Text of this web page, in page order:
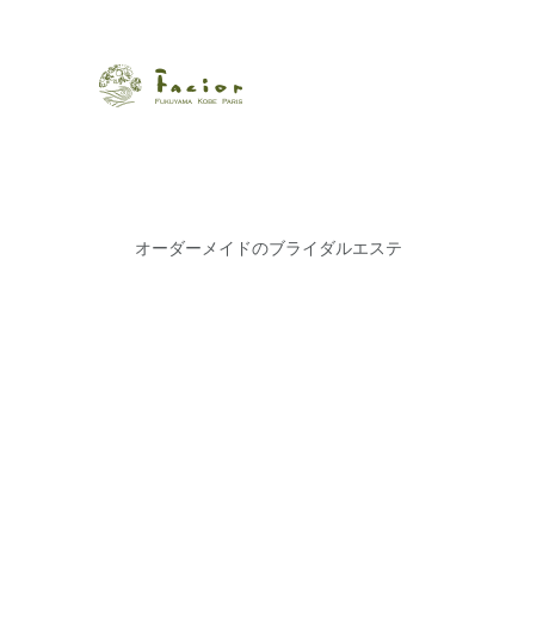
【福山・神戸・Paris】オー
瀬戸内から世界に展開するエステサロン「ファシオール」。福
ポジティブライフを応援します。オーガニックコスメ・商品に
オーダーメイドのブライダルエステ